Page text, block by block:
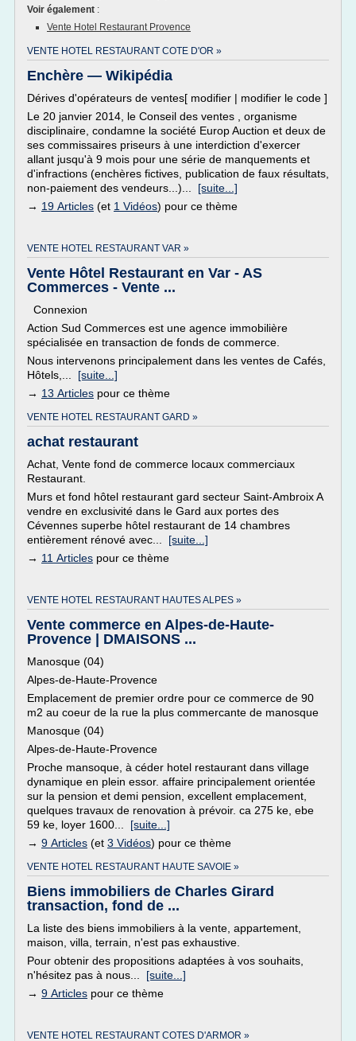
Voir également :
Vente Hotel Restaurant Provence
VENTE HOTEL RESTAURANT COTE D'OR »
Enchère — Wikipédia
Dérives d'opérateurs de ventes[ modifier | modifier le code ]
Le 20 janvier 2014, le Conseil des ventes , organisme
disciplinaire, condamne la société Europ Auction et deux de
ses commissaires priseurs à une interdiction d'exercer
allant jusqu'à 9 mois pour une série de manquements et
d'infractions (enchères fictives, publication de faux résultats,
non-paiement des vendeurs...)... [suite...]
→ 19 Articles (et 1 Vidéos) pour ce thème
VENTE HOTEL RESTAURANT VAR »
Vente Hôtel Restaurant en Var - AS
Commerces - Vente ...
Connexion
Action Sud Commerces est une agence immobilière
spécialisée en transaction de fonds de commerce.
Nous intervenons principalement dans les ventes de Cafés,
Hôtels,... [suite...]
→ 13 Articles pour ce thème
VENTE HOTEL RESTAURANT GARD »
achat restaurant
Achat, Vente fond de commerce locaux commerciaux
Restaurant.
Murs et fond hôtel restaurant gard secteur Saint-Ambroix A
vendre en exclusivité dans le Gard aux portes des
Cévennes superbe hôtel restaurant de 14 chambres
entièrement rénové avec... [suite...]
→ 11 Articles pour ce thème
VENTE HOTEL RESTAURANT HAUTES ALPES »
Vente commerce en Alpes-de-Haute-
Provence | DMAISONS ...
Manosque (04)
Alpes-de-Haute-Provence
Emplacement de premier ordre pour ce commerce de 90
m2 au coeur de la rue la plus commercante de manosque
Manosque (04)
Alpes-de-Haute-Provence
Proche mansoque, à céder hotel restaurant dans village
dynamique en plein essor. affaire principalement orientée
sur la pension et demi pension, excellent emplacement,
quelques travaux de renovation à prévoir. ca 275 ke, ebe
59 ke, loyer 1600... [suite...]
→ 9 Articles (et 3 Vidéos) pour ce thème
VENTE HOTEL RESTAURANT HAUTE SAVOIE »
Biens immobiliers de Charles Girard
transaction, fond de ...
La liste des biens immobiliers à la vente, appartement,
maison, villa, terrain, n'est pas exhaustive.
Pour obtenir des propositions adaptées à vos souhaits,
n'hésitez pas à nous... [suite...]
→ 9 Articles pour ce thème
VENTE HOTEL RESTAURANT COTES D'ARMOR »